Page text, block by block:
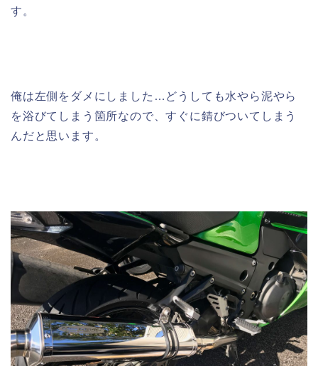
す。
俺は左側をダメにしました…どうしても水やら泥やら
を浴びてしまう箇所なので、すぐに錆びついてしまう
んだと思います。